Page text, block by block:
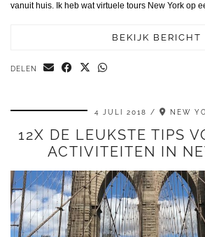
vanuit huis. Ik heb wat virtuele tours New York op
BEKIJK BERICHT
DELEN
4 JULI 2018 NEW
12X DE LEUKSTE TIPS
ACTIVITEITEN IN